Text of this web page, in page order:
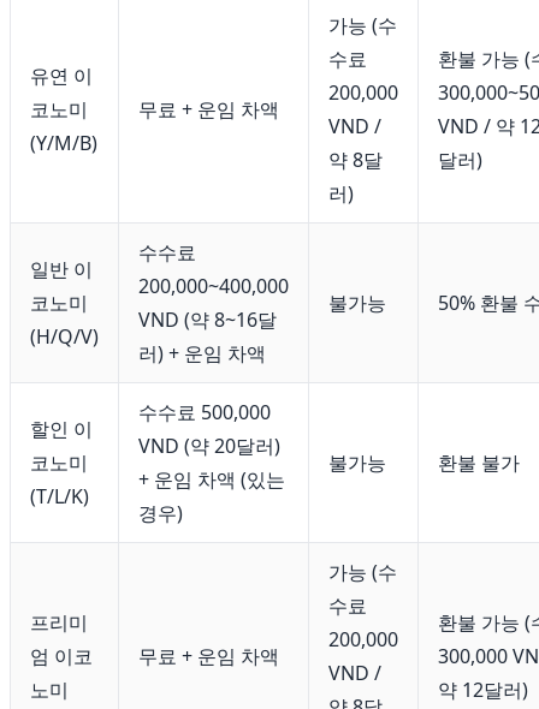
유연 이
코노미
(Y/M/B)
무료 + 운임 차액
가능 (수
수료
200,000
VND /
약 8달
러)
환불 가능 (
VND / 약
달러)
일반 이
코노미
(H/Q/V)
수수료
200,000~400,000
VND (약 8~16달
러) + 운임 차액
불가능 50% 환불
할인 이
코노미
(T/L/K)
수수료 500,000
VND (약 20달러)
+ 운임 차액 (있는
경우)
불가능 환불 불가
프리미
엄 이코
노미
무료 + 운임 차액
가능 (수
수료
200,000
VND /
환불 가능 (
300,000
약 12달러)